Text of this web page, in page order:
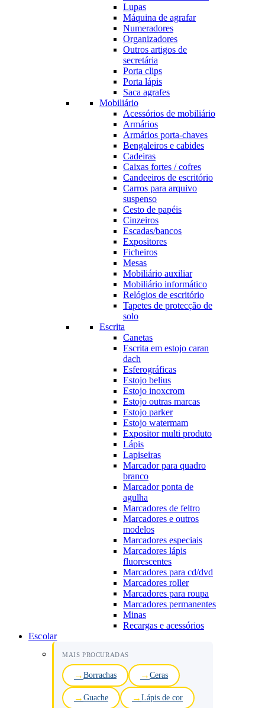
Lupas
Máquina de agrafar
Numeradores
Organizadores
Outros artigos de
secretária
Porta clips
Porta lápis
Saca agrafes
Mobiliário
Acessórios de mobiliário
Armários
Armários porta-chaves
Bengaleiros e cabides
Cadeiras
Caixas fortes / cofres
Candeeiros de escritório
Carros para arquivo
suspenso
Cesto de papéis
Cinzeiros
Escadas/bancos
Expositores
Ficheiros
Mesas
Mobiliário auxiliar
Mobiliário informático
Relógios de escritório
Tapetes de protecção de
solo
Escrita
Canetas
Escrita em estojo caran
dach
Esferográficas
Estojo belius
Estojo inoxcrom
Estojo outras marcas
Estojo parker
Estojo watermam
Expositor multi produto
Lápis
Lapiseiras
Marcador para quadro
branco
Marcador ponta de
agulha
Marcadores de feltro
Marcadores e outros
modelos
Marcadores especiais
Marcadores lápis
fluorescentes
Marcadores para cd/dvd
Marcadores roller
Marcadores para roupa
Marcadores permanentes
Minas
Recargas e acessórios
Escolar
MAIS PROCURADAS
Borrachas Ceras
Guache Lápis de cor